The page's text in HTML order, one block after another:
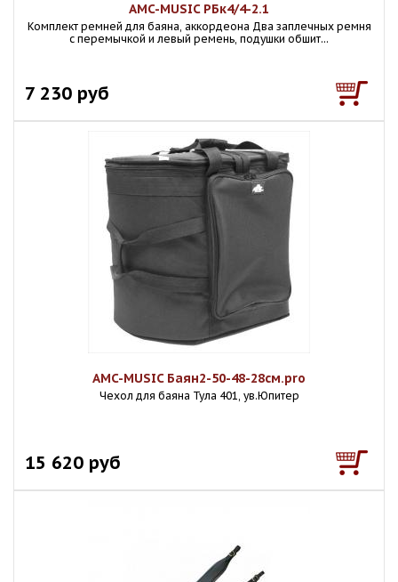
AMC-MUSIC РБк4/4-2.1
Комплект ремней для баяна, аккордеона Два заплечных ремня
с перемычкой и левый ремень, подушки обшит...
7 230 руб
AMC-MUSIC Баян2-50-48-28см.pro
Чехол для баяна Тула 401, ув.Юпитер
15 620 руб